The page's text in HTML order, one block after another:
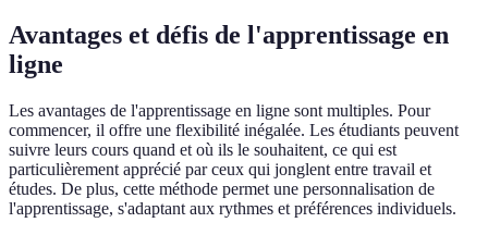
Avantages et défis de l'apprentissage en
ligne
Les avantages de l'apprentissage en ligne sont multiples. Pour
commencer, il offre une flexibilité inégalée. Les étudiants peuvent
suivre leurs cours quand et où ils le souhaitent, ce qui est
particulièrement apprécié par ceux qui jonglent entre travail et
études. De plus, cette méthode permet une personnalisation de
l'apprentissage, s'adaptant aux rythmes et préférences individuels.